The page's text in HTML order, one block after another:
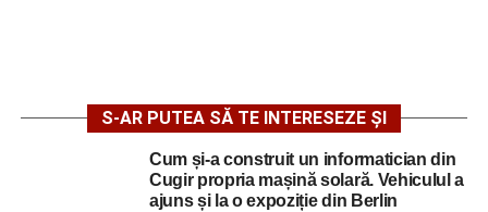
S-AR PUTEA SĂ TE INTERESEZE ȘI
Cum și-a construit un informatician din
Cugir propria mașină solară. Vehiculul a
ajuns și la o expoziție din Berlin